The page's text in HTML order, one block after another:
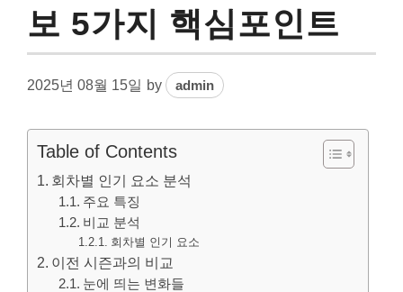
보 5가지 핵심포인트
2025년 08월 15일 by admin
Table of Contents
회차별 인기 요소 분석
주요 특징
비교 분석
회차별 인기 요소
이전 시즌과의 비교
눈에 띄는 변화들